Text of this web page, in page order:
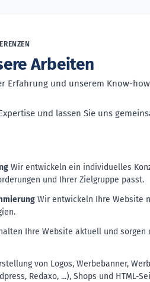
Arbeiten
Erfahrung und unserem Know-
und lassen Sie uns
Wir entwickeln ein individuelles
und Ihrer Zielgruppe passt.
Wir entwickeln Ihre Website
Ihre Website aktuell und sorgen
von Logos, Werbebanner,
Redaxo, ...), Shops und HTML-